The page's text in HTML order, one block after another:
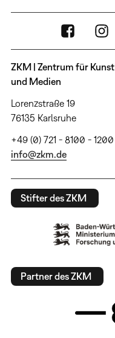
ZKM | Zentrum für Kunst
und Medien
Lorenzstraße 19
76135 Karlsruhe
+49 (0) 721 - 8100 - 1200
info@zkm.de
Stifter des ZKM
Partner des ZKM